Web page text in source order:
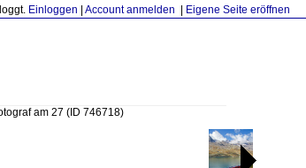
Einloggen Account anmelden Eigene Seite eröffnen
am 27 (ID 746718)